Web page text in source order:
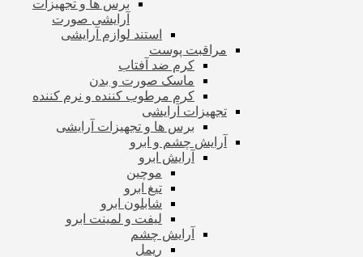
برس ها و تجهیزات
آرایشی صورت
استند لوازم آرایشی
مراقبت پوست
کرم ضد آفتاب
ماسک صورت و بدن
کرم مرطوب کننده و نرم کننده
تجهیزات آرایشی
برس ها و تجهیزات آرایشی
آرایش چشم و ابرو
آرایش ابرو
موچین
تیغ ابرو
شابلون ابرو
لیفت و لمینت ابرو
آرایش چشم
ریمل